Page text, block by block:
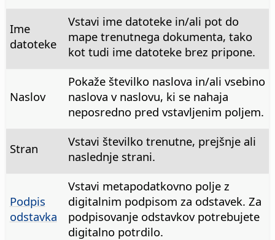
Ime
datoteke
Vstavi ime datoteke in/ali pot do
mape trenutnega dokumenta, tako
kot tudi ime datoteke brez pripone.
Naslov
Pokaže številko naslova in/ali vsebino
naslova v naslovu, ki se nahaja
neposredno pred vstavljenim poljem.
Stran
Vstavi številko trenutne, prejšnje ali
naslednje strani.
Podpis
odstavka
Vstavi metapodatkovno polje z
digitalnim podpisom za odstavek. Za
podpisovanje odstavkov potrebujete
digitalno potrdilo.